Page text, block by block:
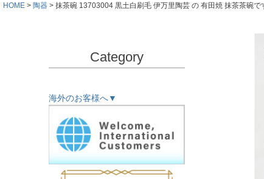
HOME
陶器 抹茶碗 13703004 黒土白刷毛 伊万里陶芸 の 有田焼 抹茶茶碗
Category
海外のお客様へ▼